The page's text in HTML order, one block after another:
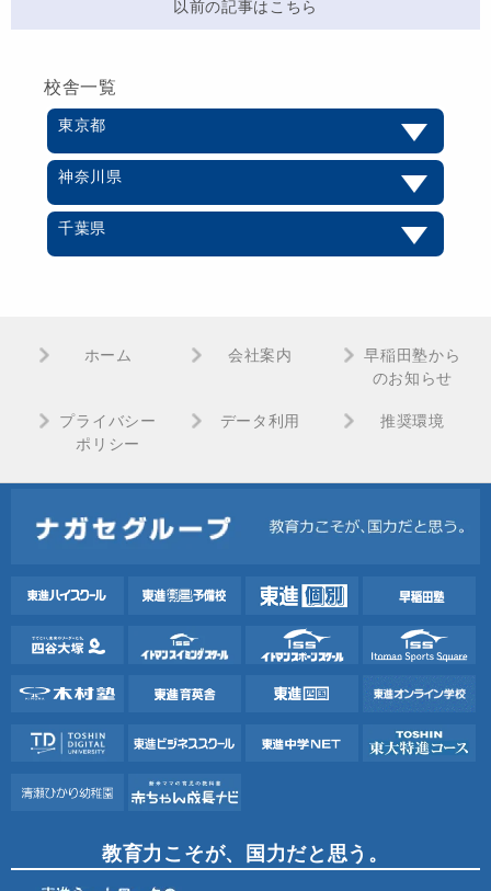
以前の記事はこちら
校舎一覧
東京都
神奈川県
千葉県
ホーム 会社案内
早稲田塾から
のお知らせ
プライバシー
ポリシー
データ利用 推奨環境
教育力こそが、国力だと思う。